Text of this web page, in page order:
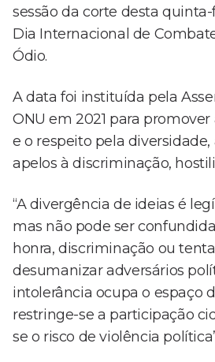
sessão da corte desta quinta-
Dia Internacional de
Ódio.
A data foi instituída pela
ONU em 2021 para promover
e o respeito pela
apelos à discriminação,
“A divergência de ideias é
mas não pode ser
honra, discriminação ou
desumanizar adversários
intolerância ocupa o espaço
restringe-se a participação
se o risco de violência